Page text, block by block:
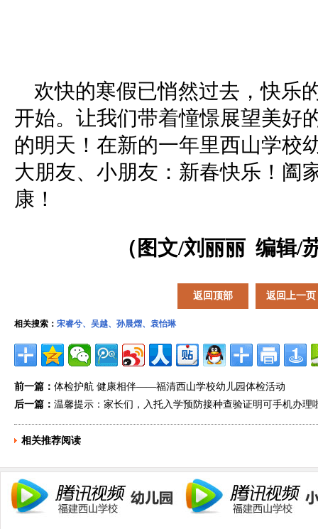
欢快的寒假已悄然过去，快乐
开始。让我们带着憧憬展望美好
的明天！在新的一年里西山学校
大朋友、小朋友：新春快乐！阖
康！
（图文/刘丽丽 编辑/
返回顶部 返回上一页
相关搜索： 宋睿兮、吴越、孙晨熠、袁怡琳
前一篇： 体检护航 健康相伴——福清西山学校幼儿园体检活动
后一篇： 温馨提示：家长们，入托入学预防接种查验证明可手机办
相关推荐阅读